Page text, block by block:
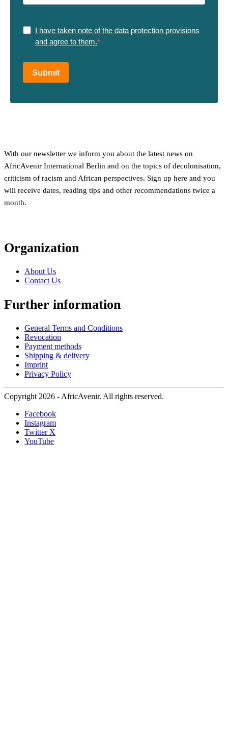
I have taken note of the data protection provisions
and agree to them.
Submit
With our newsletter we inform you about the latest news on
AfricAvenir International Berlin and on the topics of decolonisation,
criticism of racism and African perspectives. Sign up here and you
will receive dates, reading tips and other recommendations twice a
month.
Organization
About Us
Contact Us
Further information
General Terms and Conditions
Revocation
Payment methods
Shipping & delivery
Imprint
Privacy Policy
Copyright 2026 - AfricAvenir. All rights reserved.
Facebook
Instagram
Twitter X
YouTube